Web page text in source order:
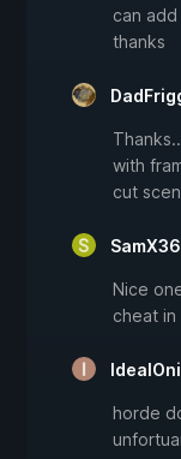
can
thanks
with
cut
Nice
cheat
horde